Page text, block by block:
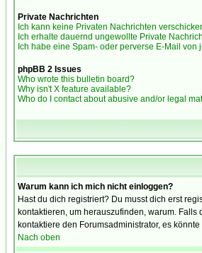
Private Nachrichten
Ich kann keine Privaten Nachrichten
Ich erhalte dauernd ungewollte Private
Ich habe eine Spam- oder perverse E-Mail
phpBB 2 Issues
Who wrote this bulletin board?
Why isn't X feature available?
Who do I contact about abusive and/or legal
Warum kann ich mich nicht einloggen?
Hast du dich registriert? Du musst dich erst
kontaktieren, um herauszufinden, warum.
kontaktiere den Forumsadministrator, es
Nach oben